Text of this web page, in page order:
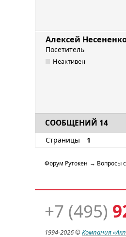
Алексей
Посетитель
Неактивен
СООБЩЕНИЙ 14
Страницы 1
Форум Рутокен → Вопросы
+7 (495)
1994-2026 ©Компания